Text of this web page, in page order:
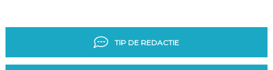
TIP DE REDACTIE